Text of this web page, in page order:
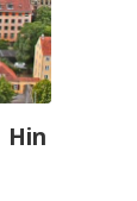
Hin